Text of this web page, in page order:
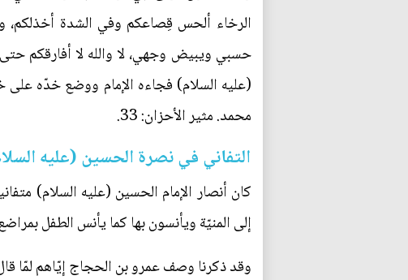
الرخاء ألحس قِصاعكم وفي الشدة
حسبي ويبيض وجهي، لا والله لا أفارقكم
(عليه السلام) فجاءه الإمام ووضع خدّه على
محمد. مثير الأحزان: 33.
التفاني في نصرة الحسين (عليه
كان أنصار الإمام الحسين (عليه السلام)
إلى المنيّة ويأنسون بها كما يأنس الطفل
وقد ذكرنا وصف عمرو بن الحجاج إيّاهم لمّا